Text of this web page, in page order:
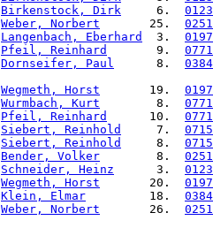
Birkenstock, Dirk
     6.
Weber, Norbert
       25.
Langenbach, Eberhard
  3.
Pfeil, Reinhard
       9.
Dornseifer, Paul
      8.
Wegmeth, Horst
       19.
Wurmbach, Kurt
        8.
Pfeil, Reinhard
      10.
Siebert, Reinhold
     7.
Siebert, Reinhold
     8.
Bender, Volker
        8.
Schneider, Heinz
      3.
Wegmeth, Horst
       20.
Klein, Elmar
         18.
Weber, Norbert
       26.